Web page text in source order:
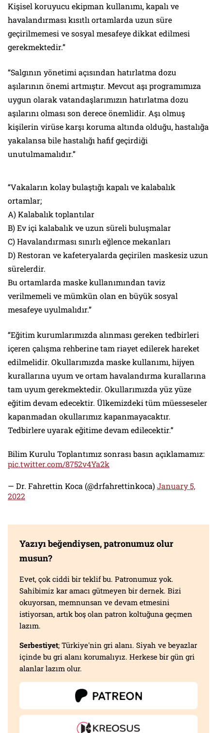
Kişisel koruyucu ekipman kullanımı, kapalı ve
havalandırması kısıtlı ortamlarda uzun süre
geçirilmemesi ve sosyal mesafeye dikkat edilmesi
gerekmektedir.”
“Salgının yönetimi açısından hatırlatma dozu
aşılarının önemi artmıştır. Mevcut aşı programımıza
uygun olarak vatandaşlarımızın hatırlatma dozu
aşılarını olması son derece önemlidir. Aşı olmuş
kişilerin virüse karşı koruma altında olduğu, hastalığa
yakalansa bile hastalığı hafif geçirdiği
unutulmamalıdır.”
“Vakaların kolay bulaştığı kapalı ve kalabalık
ortamlar;
A) Kalabalık toplantılar
B) Ev içi kalabalık ve uzun süreli buluşmalar
C) Havalandırması sınırlı eğlence mekanları
D) Restoran ve kafeteryalarda geçirilen maskesiz uzun
sürelerdir.
Bu ortamlarda maske kullanımından taviz
verilmemeli ve mümkün olan en büyük sosyal
mesafeye uyulmalıdır.”
“Eğitim kurumlarımızda alınması gereken tedbirleri
içeren çalışma rehberine tam riayet edilerek hareket
edilmelidir. Okullarımızda maske kullanımı, hijyen
kurallarına uyum ve ortam havalandırma kurallarına
tam uyum gerekmektedir. Okullarımızda yüz yüze
eğitim devam edecektir. Ülkemizdeki tüm müesseseler
kapanmadan okullarımız kapanmayacaktır.
Tedbirlere uyarak eğitime devam edilecektir.”
Bilim Kurulu Toplantımız sonrası basın açıklamamız:
pic.twitter.com/8752v4Ya2k
— Dr. Fahrettin Koca (@drfahrettinkoca)January 5,
2022
Yazıyı beğendiysen, patronumuz olur
musun?
Evet, çok ciddi bir teklif bu. Patronumuz yok.
Sahibimiz kar amacı gütmeyen bir dernek. Bizi
okuyorsan, memnunsan ve devam etmesini
istiyorsan, artık boş olan patron koltuğuna geçmen
lazım.
Serbestiyet; Türkiye'nin gri alanı. Siyah ve beyazlar
içinde bu gri alanı korumalıyız. Herkese bir gün gri
alanlar lazım olur.